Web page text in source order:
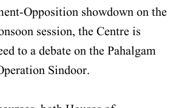
Opposition showdown on the
session, the Centre is
to a debate on the Pahalgam
Sindoor.